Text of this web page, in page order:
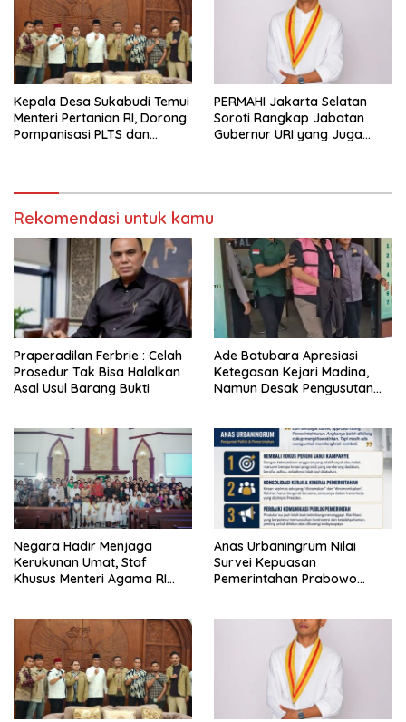
Kepala Desa Sukabudi Temui
Menteri Pertanian RI, Dorong
Pompanisasi PLTS dan
PERMAHI Jakarta Selatan
Soroti Rangkap Jabatan
Gubernur URI yang Juga
Rekomendasi untuk kamu
Praperadilan Ferbrie : Celah
Prosedur Tak Bisa Halalkan
Asal Usul Barang Bukti
Ade Batubara Apresiasi
Ketegasan Kejari Madina,
Namun Desak Pengusutan
Terlibat Kasus Smart Village
Negara Hadir Menjaga
Kerukunan Umat, Staf
Khusus Menteri Agama RI
Anas Urbaningrum Nilai
Survei Kepuasan
Pemerintahan Prabowo